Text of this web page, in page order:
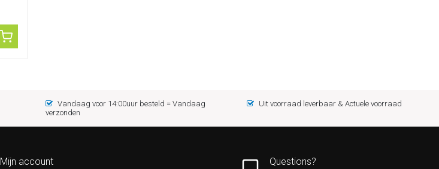
Vandaag voor 14:00uur besteld = Vandaag
verzonden
Uit voorraad leverbaar & Actuele voorraad
Mijn account
Questions?